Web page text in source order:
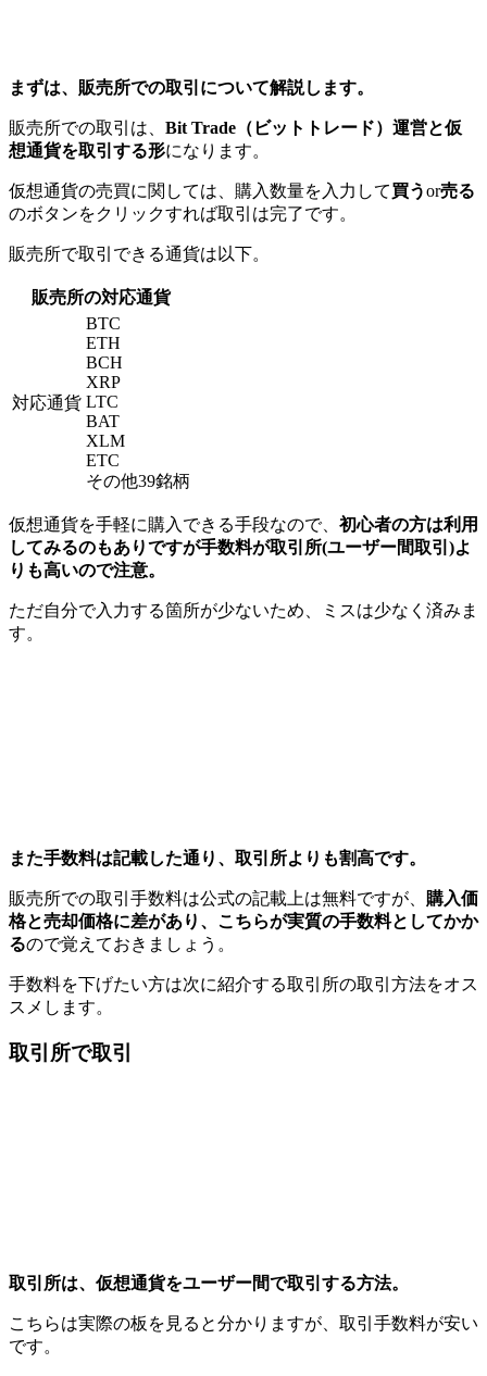
まずは、販売所での取引について解説します。
販売所での取引は、 Bit Trade（ビットトレード）運営と仮
想通貨を取引する形になります。
仮想通貨の売買に関しては、購入数量を入力して買うor売る
のボタンをクリックすれば取引は完了です。
販売所で取引できる通貨は以下。
販売所の対応通貨
対応通貨
BTC
ETH
BCH
XRP
LTC
BAT
XLM
ETC
その他39銘柄
仮想通貨を手軽に購入できる手段なので、 初心者の方は利用
してみるのもありですが手数料が取引所(ユーザー間取引)よ
りも高いので注意。
ただ自分で入力する箇所が少ないため、ミスは少なく済みま
す。
また手数料は記載した通り、取引所よりも割高です。
販売所での取引手数料は公式の記載上は無料ですが、 購入価
格と売却価格に差があり、こちらが実質の手数料としてかか
るので覚えておきましょう。
手数料を下げたい方は次に紹介する取引所の取引方法をオス
スメします。
取引所で取引
取引所は、仮想通貨をユーザー間で取引する方法。
こちらは実際の板を見ると分かりますが、取引手数料が安い
です。